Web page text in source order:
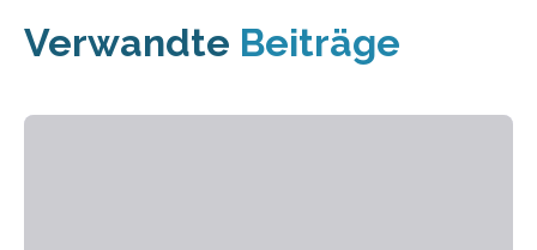
Verwandte Beiträge